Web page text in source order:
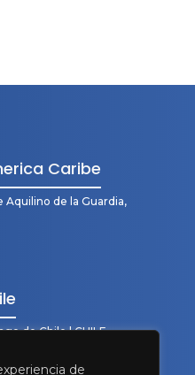
de
Caribe
Aquilino de la Guardia,
de Chile | CHILE